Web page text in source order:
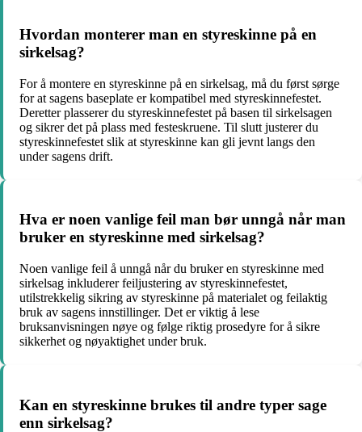
Hvordan monterer man en styreskinne på en
sirkelsag?
For å montere en styreskinne på en sirkelsag, må du først sørge
for at sagens baseplate er kompatibel med styreskinnefestet.
Deretter plasserer du styreskinnefestet på basen til sirkelsagen
og sikrer det på plass med festeskruene. Til slutt justerer du
styreskinnefestet slik at styreskinne kan gli jevnt langs den
under sagens drift.
Hva er noen vanlige feil man bør unngå når man
bruker en styreskinne med sirkelsag?
Noen vanlige feil å unngå når du bruker en styreskinne med
sirkelsag inkluderer feiljustering av styreskinnefestet,
utilstrekkelig sikring av styreskinne på materialet og feilaktig
bruk av sagens innstillinger. Det er viktig å lese
bruksanvisningen nøye og følge riktig prosedyre for å sikre
sikkerhet og nøyaktighet under bruk.
Kan en styreskinne brukes til andre typer sage
enn sirkelsag?